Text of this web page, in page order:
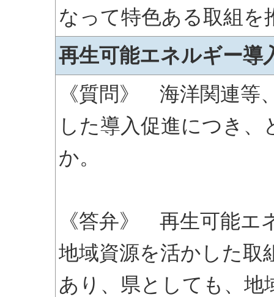
なって特色ある取組を
再生可能エネルギー導
《質問》 海洋関連等
した導入促進につき
か。
《答弁》 再生可能エ
地域資源を活かした取
あり、県としても、地